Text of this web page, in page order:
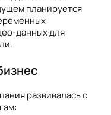
планируется
данных для
развивалась с